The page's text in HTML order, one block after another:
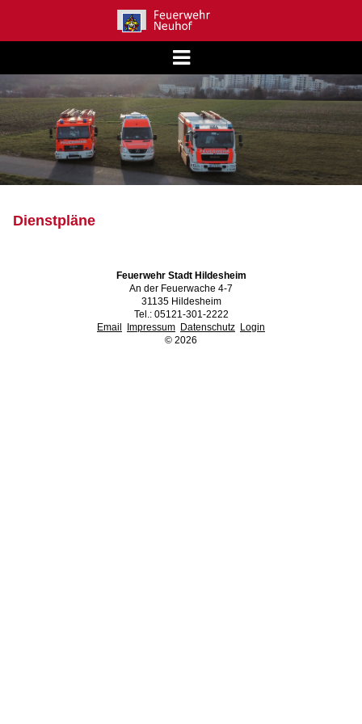
Dienstpläne
Feuerwehr Stadt Hildesheim
An der Feuerwache 4-7
31135 Hildesheim
Tel.: 05121-301-2222
Email Impressum Datenschutz Login
© 2026